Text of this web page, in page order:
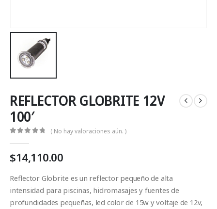
REFLECTOR GLOBRITE 12V
100′
( No hay valoraciones aún. )
$14,110.00
Reflector Globrite es un reflector pequeño de alta
intensidad para piscinas, hidromasajes y fuentes de
profundidades pequeñas, led color de 15w y voltaje de 12v,